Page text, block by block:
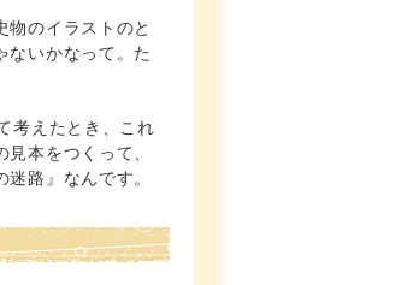
物のイラストのと
ないかなって。た
考えたとき、これ
本をつくって、
路』なんです。